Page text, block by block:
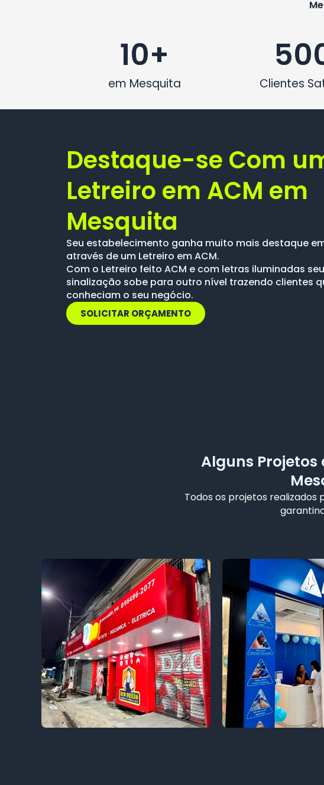
em Mesquita
10+
Clientes
Destaque-se Com
Letreiro em ACM em
Mesquita
Seu estabelecimento ganha muito mais destaque
através de um Letreiro em ACM.
Com o Letreiro feito ACM e com letras iluminadas
sinalização sobe para outro nível trazendo clientes
conheciam o seu negócio.
SOLICITAR ORÇAMENTO
Alguns Projetos
Todos os projetos realizados